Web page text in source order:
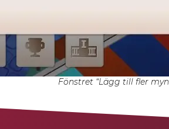
Fönstret “Lägg till fler